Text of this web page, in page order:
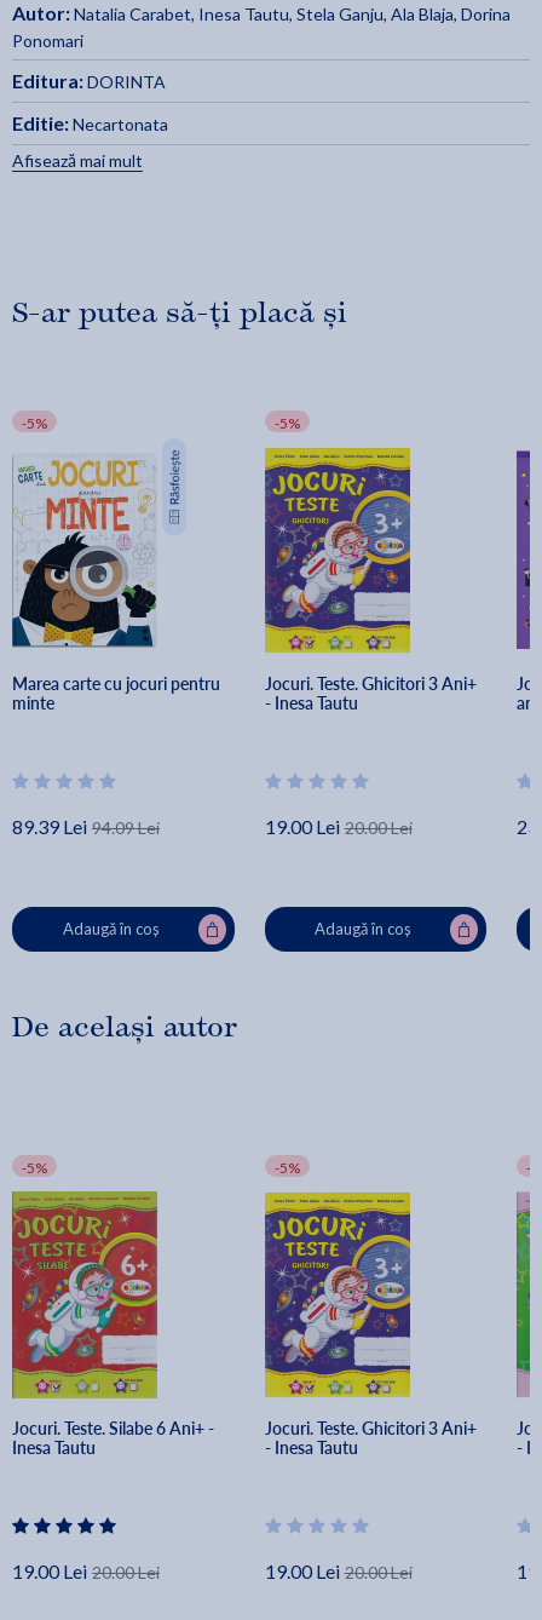
Autor:Natalia Carabet, Inesa Tautu, Stela Ganju, Ala Blaja, Dorina
Ponomari
Editura:DORINTA
Editie:Necartonata
Afisează mai mult
S-ar putea să-ți placă și
-5%
Marea carte cu jocuri pentru
minte
89.39 Lei 94.09 Lei
Adaugă în coș
-5%
Jocuri. Teste. Ghicitori 3 Ani+
- Inesa Tautu
19.00 Lei 20.00 Lei
Adaugă în coș
De același autor
-5%
Jocuri. Teste. Silabe 6 Ani+ -
Inesa Tautu
19.00 Lei 20.00 Lei
-5%
Jocuri. Teste. Ghicitori 3 Ani+
- Inesa Tautu
19.00 Lei 20.00 Lei
-
-